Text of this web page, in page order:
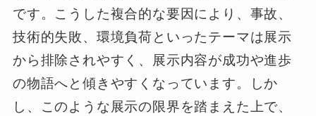
です。こうした複合的な要因により、事故、
技術的失敗、環境負荷といったテーマは展示
から排除されやすく、展示内容が成功や進歩
の物語へと傾きやすくなっています。しか
し、このような展示の限界を踏まえた上で、